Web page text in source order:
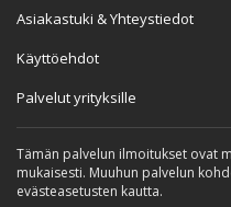
Asiakastuki & Yhteystiedot
Käyttöehdot
Palvelut yrityksille
Tämän palvelun ilmoitukset ovat
mukaisesti. Muuhun palvelun
evästeasetusten kautta.